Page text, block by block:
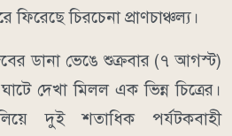
ফিরেছে চিরচেনা প্রাণচাঞ্চল্য।
ডানা ভেঙে শুক্রবার (৭ আগস্ট)
দেখা মিলল এক ভিন্ন চিত্রের।
দুই শতাধিক পর্যটকবাহী